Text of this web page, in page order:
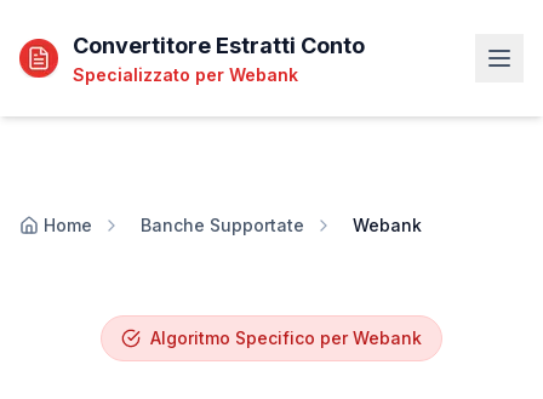
Convertitore Estratti Conto
Specializzato per Webank
Home Banche Supportate Webank
Algoritmo Specifico perWebank